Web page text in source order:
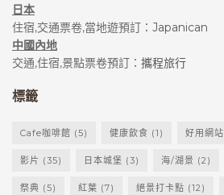
日本
住宿,交通票卷,當地遊預訂： Japanican
中國內地
交通,住宿,景點票卷預訂： 攜程旅行
標籤
Cafe咖啡館 (5) 健康飲食 (1) 好用網站
影片 (35) 日本城堡 (3) 海/湖景 (2)
祭典 (5) 紅葉 (7) 絕景打卡點 (12)